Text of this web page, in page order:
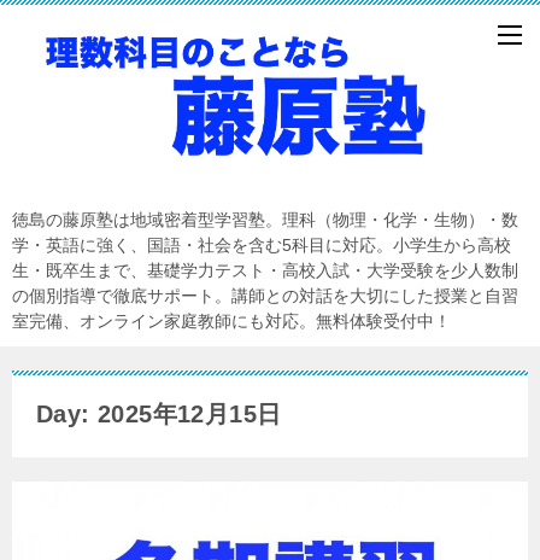
徳島の藤原塾は地域密着型学習塾。理科（物理・化学・生物）・数
学・英語に強く、国語・社会を含む5科目に対応。小学生から高校
生・既卒生まで、基礎学力テスト・高校入試・大学受験を少人数制
の個別指導で徹底サポート。講師との対話を大切にした授業と自習
室完備、オンライン家庭教師にも対応。無料体験受付中！
Day: 2025年12月15日